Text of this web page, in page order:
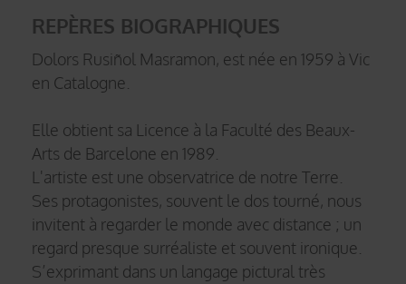
REPÈRES BIOGRAPHIQUES
Dolors Rusiñol Masramon, est née en 1959 à Vic
en Catalogne.
Elle obtient sa Licence à la Faculté des Beaux-
Arts de Barcelone en 1989.
L'artiste est une observatrice de notre Terre.
Ses protagonistes, souvent le dos tourné, nous
invitent à regarder le monde avec distance ; un
regard presque surréaliste et souvent ironique.
S’exprimant dans un langage pictural très